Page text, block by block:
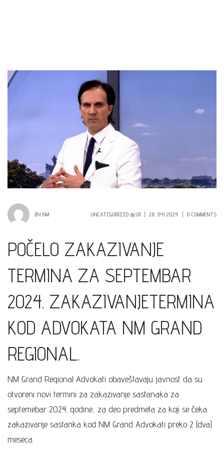
BY NM UNCATEGORIZED @SR 28. ЈУН 2024. 0 COMMENTS
POČELO ZAKAZIVANJE
TERMINA ZA SEPTEMBAR
2024. ZAKAZIVANJETERMINA
KOD ADVOKATA NM GRAND
REGIONAL.
NM Grand Regional Advokati obaveštavaju javnost da su
otvoreni novi termini za zakazivanje sastanaka za
septemebar 2024. godine, za deo predmeta za koji se čeka
zakazivanje sastanka kod NM Grand Advokati preko 2 (dva)
meseca.